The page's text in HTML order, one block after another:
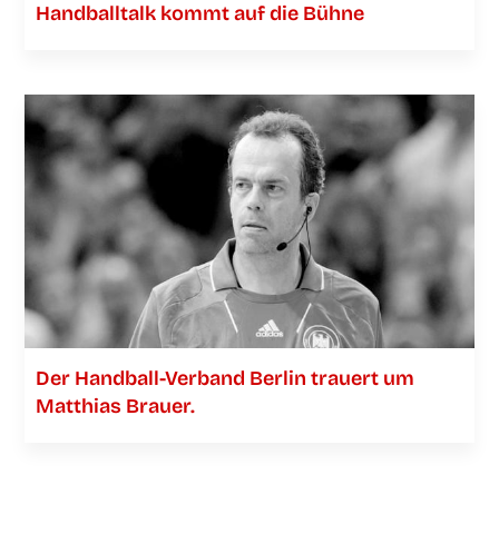
Hand­ball­talk kommt auf die Bühne
Der Han­­d­­­ball-Ver­­­­­band Ber­lin trau­ert um
Mat­thi­as Brauer.